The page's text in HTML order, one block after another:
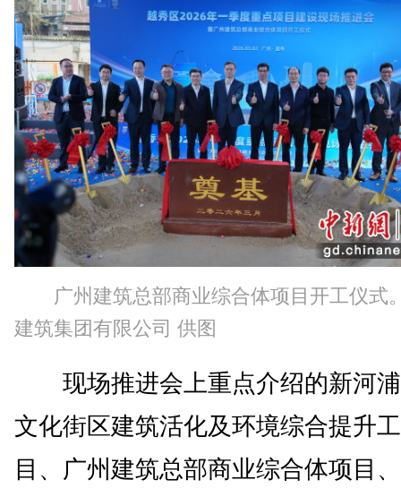
广州建筑总部商业综合体项目开工仪式
建筑集团有限公司 供图
现场推进会上重点介绍的新河
文化街区建筑活化及环境综合提升
目、广州建筑总部商业综合体项目